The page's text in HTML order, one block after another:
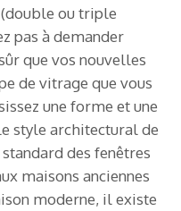
ou triple
pas à demander
que vos nouvelles
de vitrage que vous
une forme et une
style architectural de
des fenêtres
maisons anciennes
moderne, il existe